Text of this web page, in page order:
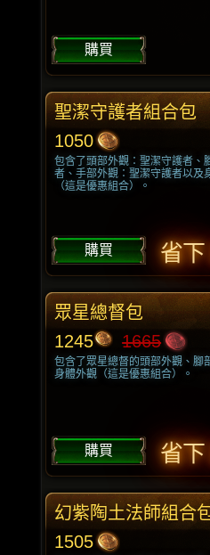
購買
聖潔守護者組合包
1050
包含了頭部外觀：聖潔守護者、
者、手部外觀：聖潔守護者以及
（這是優惠組合）。
購買 省下
眾星總督包
1245
1665
包含了眾星總督的頭部外觀、腳
身體外觀（這是優惠組合）。
購買 省下
幻紫陶土法師組合
1505